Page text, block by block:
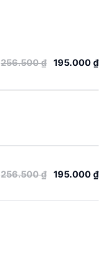
256.500₫ 195.000₫
256.500₫ 195.000₫